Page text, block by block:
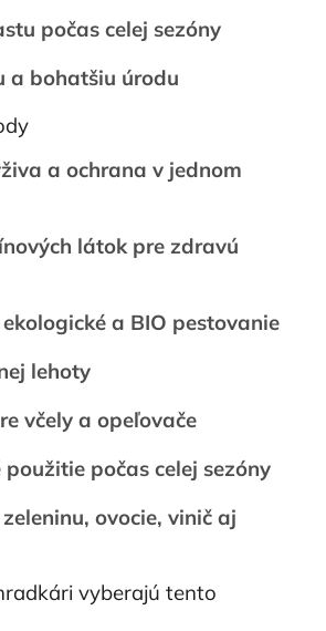
počas celej sezóny
a bohatšiu úrodu
a ochrana v jednom
látok pre zdravú
a BIO pestovanie
lehoty
včely a opeľovače
použitie počas celej sezóny
ovocie, vinič aj
vyberajú tento